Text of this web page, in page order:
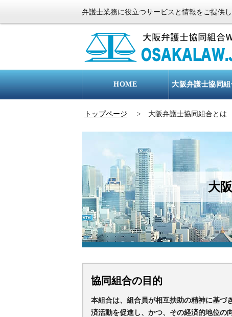
弁護士業務に役立つサービスと情報をご提供し
HOME 大阪弁護士協同
トップページ > 大阪弁護士協同組合とは
大
協同組合の目的
本組合は、組合員が相互扶助の精神に基づ
済活動を促進し、かつ、その経済的地位の